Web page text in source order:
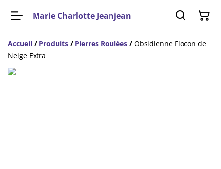
Marie Charlotte Jeanjean
Accueil / Produits / Pierres Roulées / Obsidienne Flocon de
Neige Extra